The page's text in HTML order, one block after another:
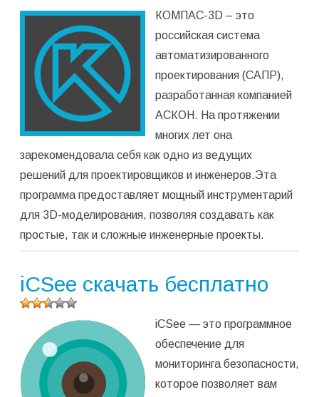
Оцените
оценок,
среднее:
5,00
из 5)
КОМПАС-3D – это
российская система
автоматизированного
проектирования (САПР),
разработанная компанией
АСКОН. На протяжении
многих лет она
зарекомендовала себя как одно из ведущих
решений для проектировщиков и инженеров.Эта
программа предоставляет мощный инструментарий
для 3D-моделирования, позволяя создавать как
простые, так и сложные инженерные проекты.
iCSee скачать бесплатно
программу
(10
оценок,
среднее:
2,70
из 5)
iCSee — это программное
обеспечение для
мониторинга безопасности,
которое позволяет вам